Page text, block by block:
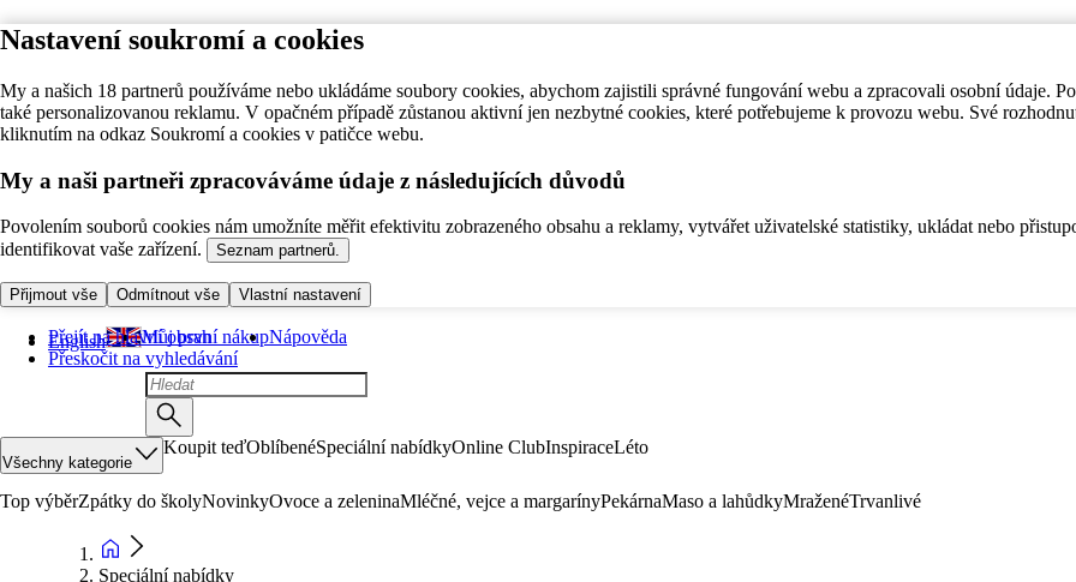
Nastavení soukromí a cookies
My a našich 18 partnerů používáme nebo ukládáme soubory cookies, abychom zajistili správné fungování webu a zpracovali osobní údaje.
také personalizovanou reklamu. V opačném případě zůstanou aktivní jen nezbytné cookies, které potřebujeme k provozu webu. Své
kliknutím na odkaz Soukromí a cookies v patičce webu.
My a naši partneři zpracováváme údaje z následujících důvodů
Povolením souborů cookies nám umožníte měřit efektivitu zobrazeného obsahu a reklamy, vytvářet uživatelské statistiky, ukládat nebo
identifikovat vaše zařízení.
Seznam partnerů.
Přijmout vše Odmítnout vše Vlastní nastavení
Přejít na hlavní obsah
Přeskočit na vyhledávání
English Můj první nákupNápověda
Všechny kategorie
Koupit teďOblíbenéSpeciální nabídkyOnline ClubInspiraceLéto
Top výběrZpátky do školyNovinkyOvoce a zeleninaMléčné, vejce a margarínyPekárnaMaso a lahůdkyMraženéTrvanlivé
Speciální nabídky